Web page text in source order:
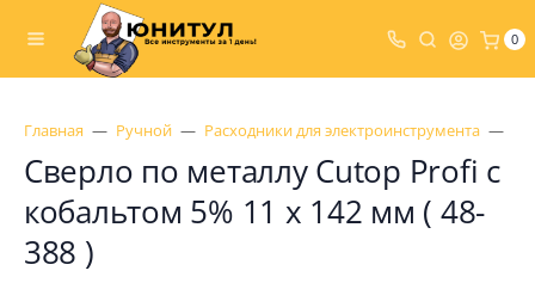
0
Главная Ручной Расходники для электроинструмента
Сверло по металлу Cutop Profi с
кобальтом 5% 11 x 142 мм ( 48-
388 )